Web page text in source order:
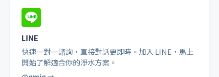
LINE
快速一對一諮詢，直接對話更即時。加入 LINE，馬上
開始了解適合你的淨水方案。